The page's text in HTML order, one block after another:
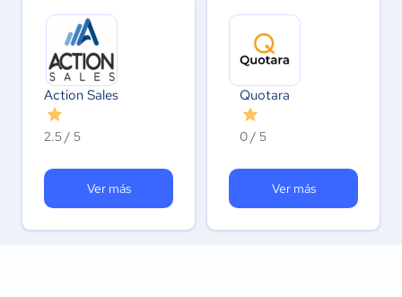
Action Sales
2.5 / 5
Ver más
Quotara
0 / 5
Ver más